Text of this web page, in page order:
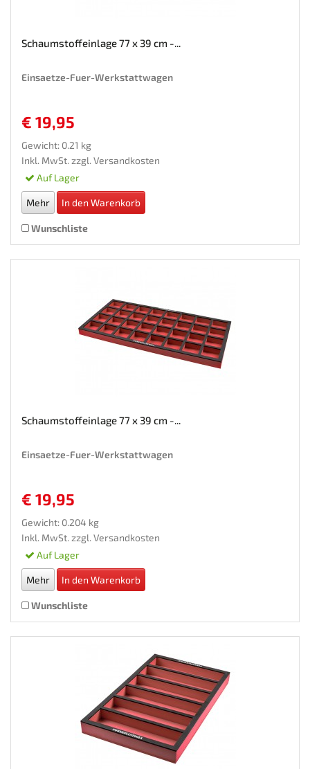
Schaumstoffeinlage 77 x 39 cm -...
Einsaetze-Fuer-Werkstattwagen
€ 19,95
Gewicht: 0.21 kg
Inkl. MwSt. zzgl. Versandkosten
Auf Lager
Mehr In den Warenkorb
Wunschliste
Schaumstoffeinlage 77 x 39 cm -...
Einsaetze-Fuer-Werkstattwagen
€ 19,95
Gewicht: 0.204 kg
Inkl. MwSt. zzgl. Versandkosten
Auf Lager
Mehr In den Warenkorb
Wunschliste